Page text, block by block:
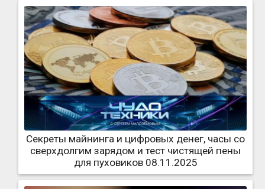
Секреты майнинга и цифровых денег, часы со
сверхдолгим зарядом и тест чистящей пены
для пуховиков 08.11.2025